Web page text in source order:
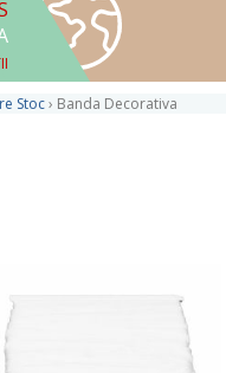
Stoc› Banda Decorativa